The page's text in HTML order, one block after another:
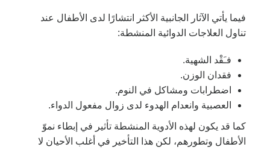
فيما يأتي الآثار الجانبية الأكثر انتشارًا لدى الأطفال عند
تناول العلاجات الدوائية المنشطة:
فـَقْد الشهية.
فقدان الوزن.
اضطرابات ومشاكل في النوم.
العصبية وانعدام الهدوء لدى زوال مفعول الدواء.
كما قد يكون لهذه الأدوية المنشطة تأثير في إبطاء نموّ
الأطفال وتطورهم، لكن هذا التأخير في أغلب الأحيان لا